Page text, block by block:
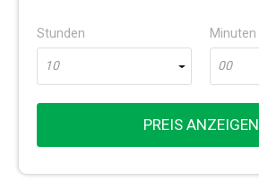
Stunden
10
Minuten
00
PREIS ANZEIGEN